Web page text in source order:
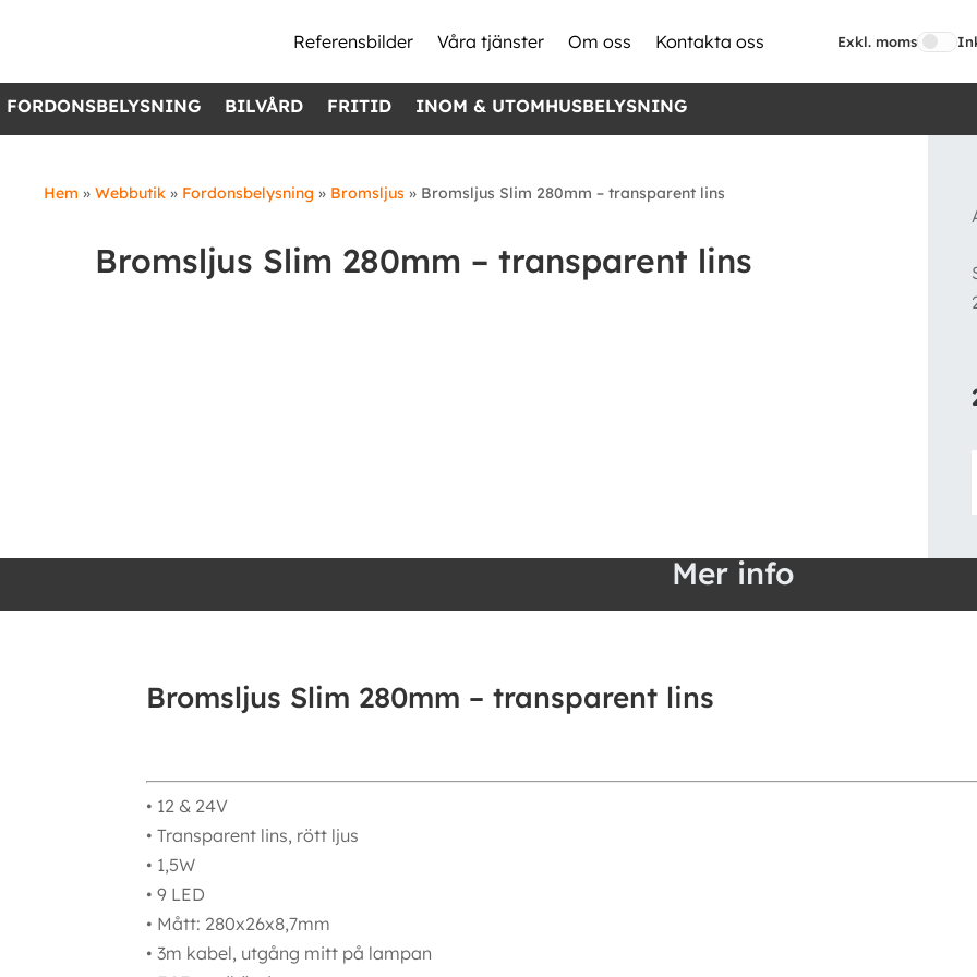
Referensbilder Våra tjänster Om oss Kontakta oss Exkl. moms
FORDONSBELYSNING BILVÅRD FRITID INOM & UTOMHUSBELYSNING
Hem » Webbutik » Fordonsbelysning » Bromsljus » Bromsljus Slim 280mm – transparent lins
Bromsljus Slim 280mm – transparent lins
Mer info
Bromsljus Slim 280mm – transparent lins
• 12 & 24V
• Transparent lins, rött ljus
• 1,5W
• 9 LED
• Mått: 280x26x8,7mm
• 3m kabel, utgång mitt på lampan